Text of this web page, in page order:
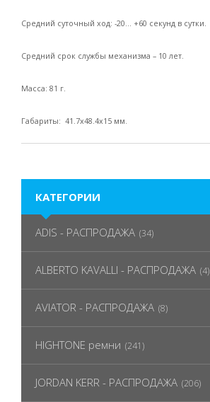
Средний суточный ход: -20… +60 секунд в сутки.
Средний срок службы механизма – 10 лет.
Масса: 81 г.
Габариты: 41.7х48.4х15 мм.
КАТЕГОРИИ
ADIS - РАСПРОДАЖА (34)
ALBERTO KAVALLI - РАСПРОДАЖА (4)
AVIATOR - РАСПРОДАЖА (8)
HIGHTONE ремни (241)
JORDAN KERR - РАСПРОДАЖА (206)